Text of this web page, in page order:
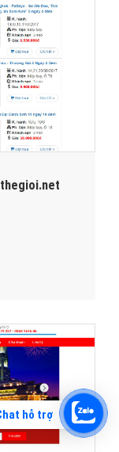
hỗ trợ